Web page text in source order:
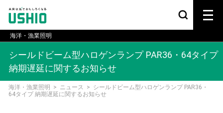
海洋・漁業照明
シールドビーム型ハロゲンランプ PAR36・64タイプ
納期遅延に関するお知らせ
海洋・漁業照明 > ニュース > シールドビーム型ハロゲンランプ PAR36・
64タイプ 納期遅延に関するお知らせ